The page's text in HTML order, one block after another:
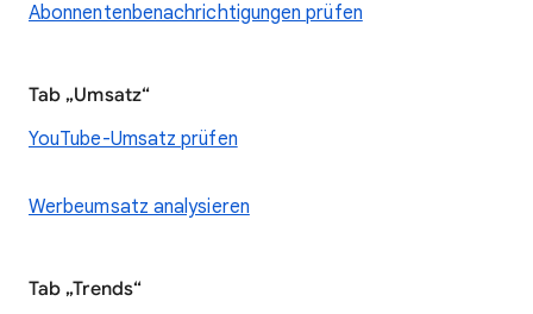
Abonnentenbenachrichtigungen prüfen
Tab „Umsatz“
YouTube-Umsatz prüfen
Werbeumsatz analysieren
Tab „Trends“